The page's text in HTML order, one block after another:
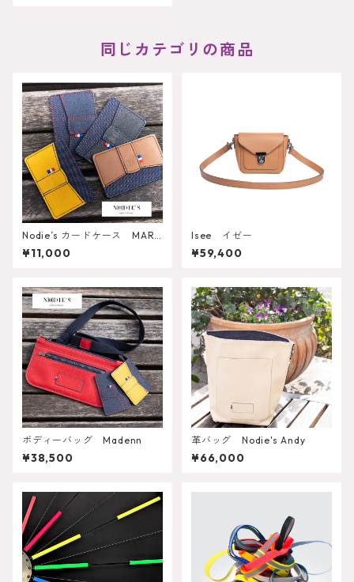
同じカテゴリの商品
Nodie’s カードケース MARI
US
¥11,000
Isee イゼー
¥59,400
ボディーバッグ Madenn
¥38,500
革バッグ Nodie's Andy
¥66,000